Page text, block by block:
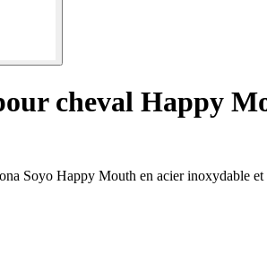
cheval Happy
Soyo Happy Mouth en acier inoxydable et